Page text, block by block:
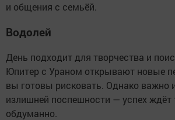
и общения с семьёй.
Водолей
День подходит для творчества и
Юпитер с Ураном открывают новые
вы готовы рисковать. Однако важно
излишней поспешности — успех ждёт
обдуманно.